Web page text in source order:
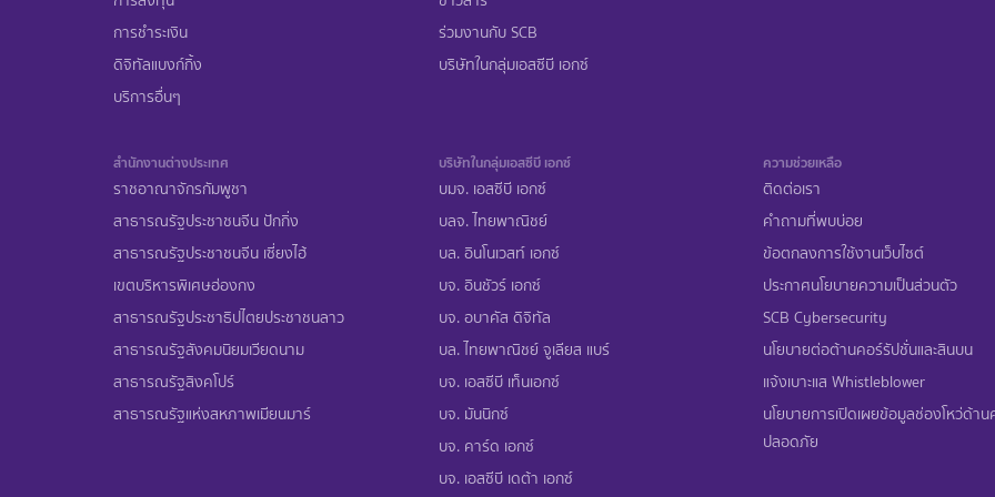
การชำระเงิน
ดิจิทัลแบงก์กิ้ง
บริการอื่นๆ
ร่วมงานกับ SCB
บริษัทในกลุ่มเอสซีบี เอกซ์
สำนักงานต่างประเทศ
ราชอาณาจักรกัมพูชา
สาธารณรัฐประชาชนจีน ปักกิ่ง
สาธารณรัฐประชาชนจีน เซี่ยงไฮ้
เขตบริหารพิเศษฮ่องกง
สาธารณรัฐประชาธิปไตยประชาชนลาว
สาธารณรัฐสังคมนิยมเวียดนาม
สาธารณรัฐสิงคโปร์
สาธารณรัฐแห่งสหภาพเมียนมาร์
บริษัทในกลุ่มเอสซีบี เอกซ์
บมจ. เอสซีบี เอกซ์
บลจ. ไทยพาณิชย์
บล. อินโนเวสท์ เอกซ์
บจ. อินชัวร์ เอกซ์
บจ. อบาคัส ดิจิทัล
บล. ไทยพาณิชย์ จูเลียส แบร์
บจ. เอสซีบี เท็นเอกซ์
บจ. มันนิกซ์
บจ. คาร์ด เอกซ์
บจ. เอสซีบี เดต้า เอกซ์
ความช่วยเหลือ
ติดต่อเรา
คำถามที่พบบ่อย
ข้อตกลงการใช้งานเว็บไซต์
ประกาศนโยบายความเป็นส่วนตัว
SCB Cybersecurity
นโยบายต่อต้านคอร์รัปชั่นและสินบน
แจ้งเบาะแส Whistleblower
นโยบายการเปิดเผยข้อมูลช่องโหว่ด้า
ปลอดภัย